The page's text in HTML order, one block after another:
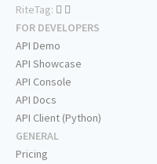
RiteTag:
FOR DEVELOPERS
API Demo
API Showcase
API Console
API Docs
API Client (Python)
GENERAL
Pricing